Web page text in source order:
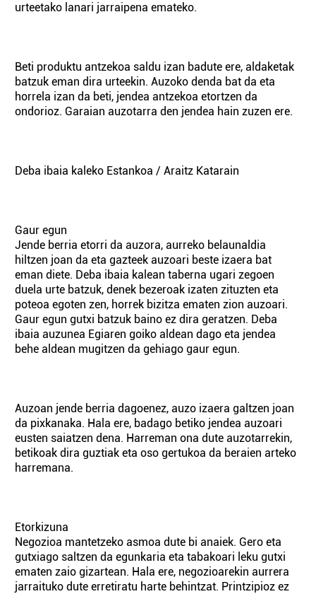
urteetako lanari jarraipena emateko.
Beti produktu antzekoa saldu izan badute ere, aldaketak
batzuk eman dira urteekin. Auzoko denda bat da eta
horrela izan da beti, jendea antzekoa etortzen da
ondorioz. Garaian auzotarra den jendea hain zuzen ere.
Deba ibaia kaleko Estankoa / Araitz Katarain
Gaur egun
Jende berria etorri da auzora, aurreko belaunaldia
hiltzen joan da eta gazteek auzoari beste izaera bat
eman diete. Deba ibaia kalean taberna ugari zegoen
duela urte batzuk, denek bezeroak izaten zituzten eta
poteoa egoten zen, horrek bizitza ematen zion auzoari.
Gaur egun gutxi batzuk baino ez dira geratzen. Deba
ibaia auzunea Egiaren goiko aldean dago eta jendea
behe aldean mugitzen da gehiago gaur egun.
Auzoan jende berria dagoenez, auzo izaera galtzen joan
da pixkanaka. Hala ere, badago betiko jendea auzoari
eusten saiatzen dena. Harreman ona dute auzotarrekin,
betikoak dira guztiak eta oso gertukoa da beraien arteko
harremana.
Etorkizuna
Negozioa mantetzeko asmoa dute bi anaiek. Gero eta
gutxiago saltzen da egunkaria eta tabakoari leku gutxi
ematen zaio gizartean. Hala ere, negozioarekin aurrera
jarraituko dute erretiratu harte behintzat. Printzipioz ez